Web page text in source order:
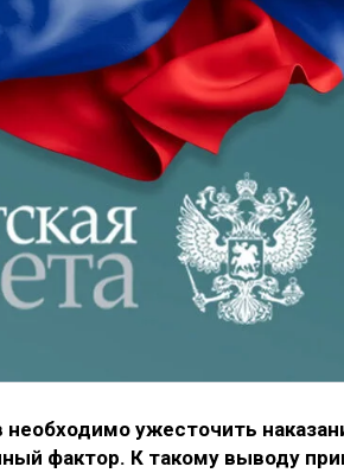
ужесточить
фактор. К такому выводу